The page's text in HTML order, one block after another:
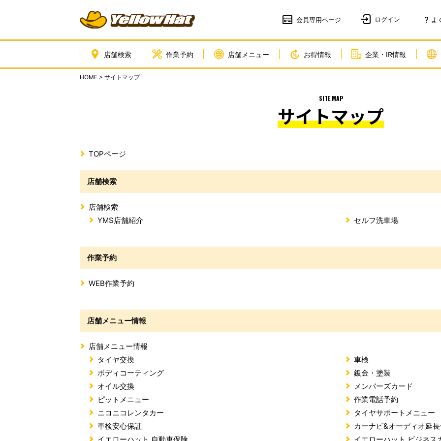
会員専用ページ よ
店舗検索 作業予約 店舗メニュー お得情報 企業・IR情報
HOME > サイトマップ
SITE MAP
サイトマップ
TOPページ
店舗検索
店舗検索
YMS店舗紹介
セルフ洗車場
作業予約
WEB作業予約
店舗メニュー情報
店舗メニュー情報
タイヤ交換
車検
ボディコーティング
鈑金・塗装
オイル交換
メンバーズカード
ピットメニュー
作業電話予約
ニコニコレンタカー
タイヤサポートメニュー
車検安心保証
カーナビ&オーディオ延